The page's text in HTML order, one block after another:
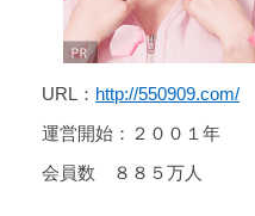
URL： http://550909.com/
運営開始：２００１年
会員数 ８８５万人